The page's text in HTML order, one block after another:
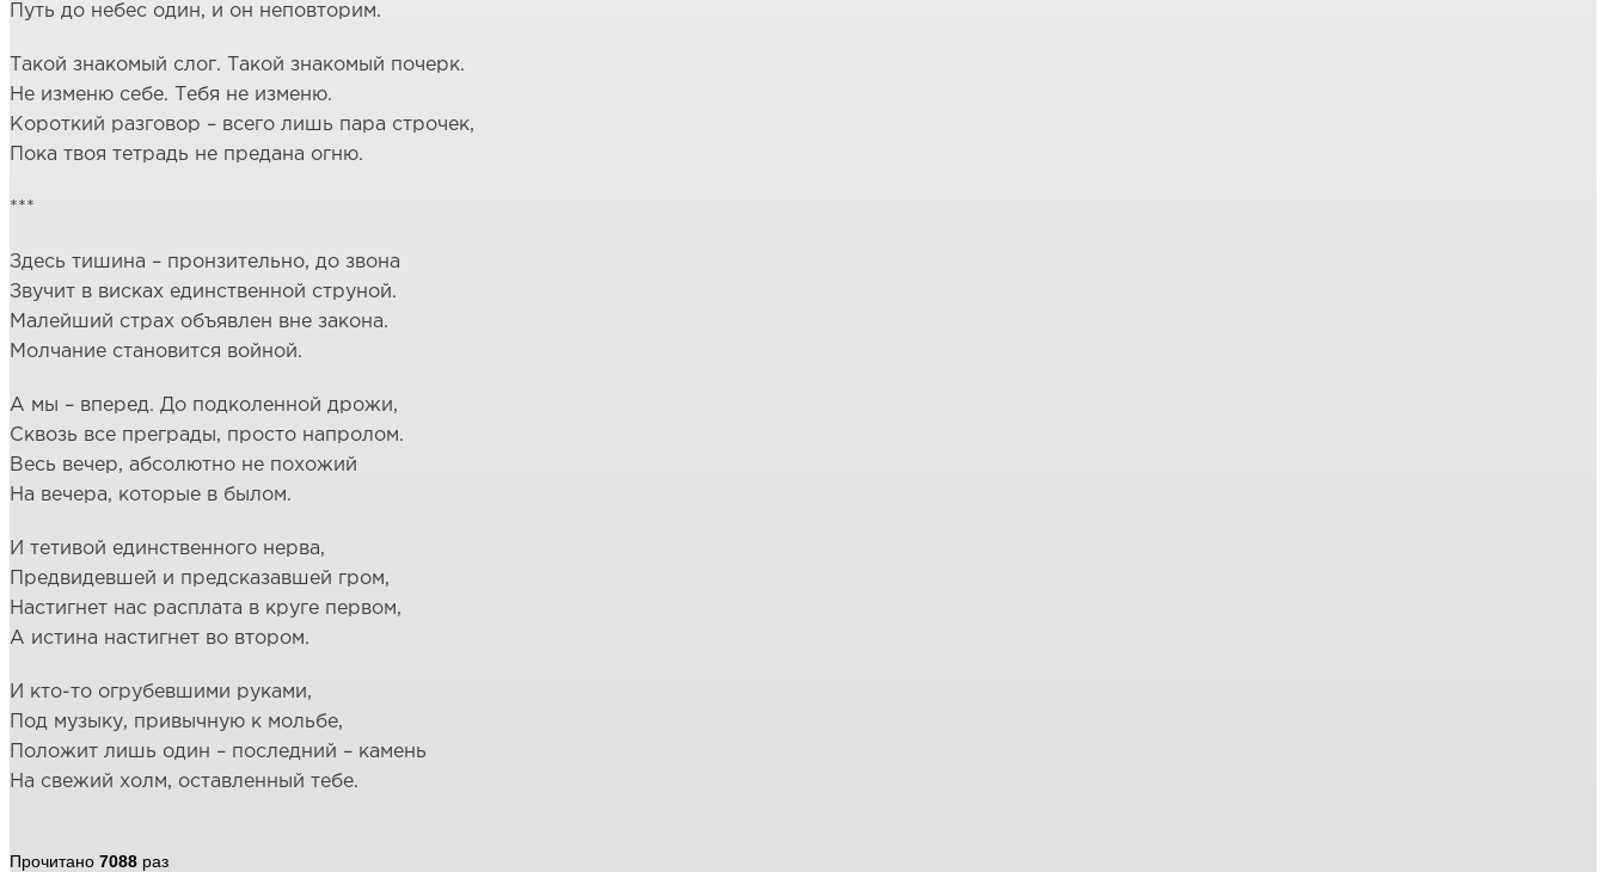
Путь до небес один, и он неповторим.
Такой знакомый слог. Такой знакомый почерк.
Не изменю себе. Тебя не изменю.
Короткий разговор – всего лишь пара строчек,
Пока твоя тетрадь не предана огню.
***
Здесь тишина – пронзительно, до звона
Звучит в висках единственной струной.
Малейший страх объявлен вне закона.
Молчание становится войной.
А мы – вперед. До подколенной дрожи,
Сквозь все преграды, просто напролом.
Весь вечер, абсолютно не похожий
На вечера, которые в былом.
И тетивой единственного нерва,
Предвидевшей и предсказавшей гром,
Настигнет нас расплата в круге первом,
А истина настигнет во втором.
И кто-то огрубевшими руками,
Под музыку, привычную к мольбе,
Положит лишь один – последний – камень
На свежий холм, оставленный тебе.
Прочитано 7088 раз